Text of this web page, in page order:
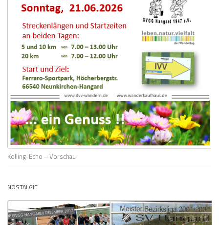
Kolling-Echo – Vorschau
NOSTALGIE